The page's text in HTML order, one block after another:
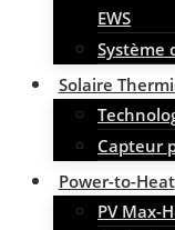
EWS
Système
Solaire
Capteur
Power-to-Heat
PV Max-